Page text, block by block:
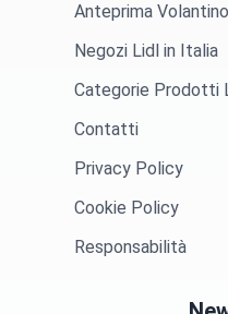
Anteprima
Negozi Lidl in Italia
Categorie Prodotti
Contatti
Privacy Policy
Cookie Policy
Responsabilità